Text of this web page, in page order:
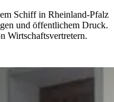
Schiff in Rheinland-Pfalz
und öffentlichem Druck.
Wirtschaftsvertretern.